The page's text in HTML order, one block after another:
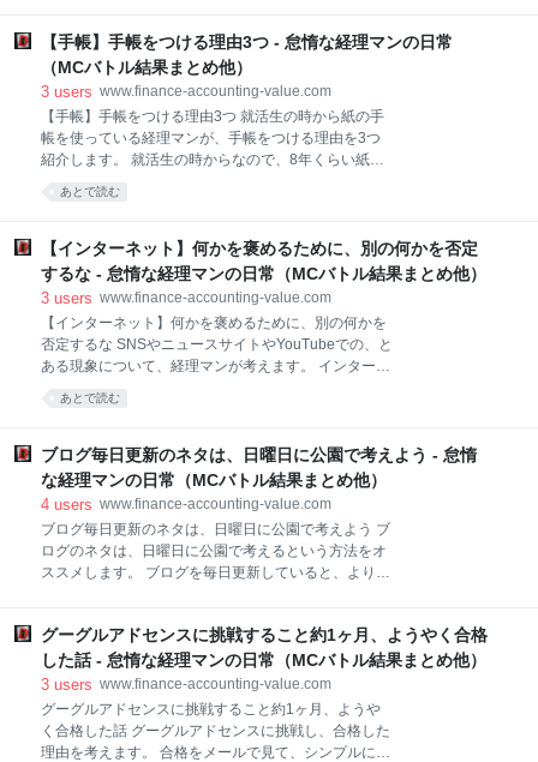
なるためのノートの概要 本の感想 結論：経営者には4
つの力が必要である。 経営者になるためのノート ([テ
キスト])
を書きます。 結論：パソコン廃棄.comに送るだけ パ
ソコン廃棄.com www.pc819.com パソコンを処分する
には？ 要らないパソコンを処分するには、主に5つ方
法があります。 www.pc819.com パソコンリユース企
業（パソコン廃棄.com）による回収→今回はこれを利
用 地方自治体による回収（大阪市） PCメーカーによ
による回収 市役所に持っていこうと思っていました
で、家電量販店などに持ち込むのも大変だと思い、断
念。 不用品回
【手帳】手帳をつける理由3つ - 怠惰な経理マンの日常
（MCバトル結果まとめ他）
3 users www.finance-accounting-value.com
【手帳】手帳をつける理由3つ 就活生の時から紙の手
帳を使っている経理マンが、手帳をつける理由を3つ
紹介します。 就活生の時からなので、8年くらい紙の
手帳を使い続けています。 本日は手帳をつける理由に
ついて考えます。 最初に手帳を買った理由はスケジュ
り返りが一元的に管理できるから ①スケジュール管理
手帳のカレンダーでスケジュール管理に使っていま
す。 就活生の時は、面接のスケジュールを書きこんで
社のウェブで管理するようになったので、プライベー
トの部分だけ手帳で管理しています。 ②記録をつける
体重やジョギング、外食の日など色々なことの記録に
使っています。 その他食費の金額や、やるべきこと(to
あとで読む
【インターネット】何かを褒めるために、別の何かを否定
するな - 怠惰な経理マンの日常（MCバトル結果まとめ他）
3 users www.finance-accounting-value.com
【インターネット】何かを褒めるために、別の何かを
否定するな SNSやニュースサイトやYouTubeでの、と
ある現象について、経理マンが考えます。 インターネ
ットには便利なコメントという機能があります。 その
記事や動画についての、意見が誰でも発信できて、気
ントには、グッドボタンを押したくなりますが、一方
でう～んとなってしまうようなコメントもあります。
本日はそんなコメントについての記事です。 結論：否
メント YouTubeで動画を見ていると、例えば90年代の
歌手の名曲に対してのコメント 「やっぱり今の○○なん
かより、この曲がいい」 「今のシーンにはない良さ」
ントに、何かを期待することが間違っているのかもし
れませんが、こういうコメン
あとで読む
ブログ毎日更新のネタは、日曜日に公園で考えよう - 怠惰
な経理マンの日常（MCバトル結果まとめ他）
4 users www.finance-accounting-value.com
ブログ毎日更新のネタは、日曜日に公園で考えよう ブ
ログのネタは、日曜日に公園で考えるという方法をオ
ススメします。 ブログを毎日更新していると、より効
り考えることです。 本日は、ブログのネタ探しは公園
でやってみようという話です。 ①公園で考えるメリッ
トとデメリット 自然の中で考えるため、家に籠って考
えるよりも色々なアイデアが浮かぶ気がします。 また
ストレス軽減の記事でも書いたように、自然の中で過
ごす時間はストレスの減少にもつながり、一石二鳥で
グーグルアドセンスに挑戦すること約1ヶ月、ようやく合格
した話 - 怠惰な経理マンの日常（MCバトル結果まとめ他）
3 users www.finance-accounting-value.com
グーグルアドセンスに挑戦すること約1ヶ月、ようや
く合格した話 グーグルアドセンスに挑戦し、合格した
理由を考えます。 合格をメールで見て、シンプルに嬉